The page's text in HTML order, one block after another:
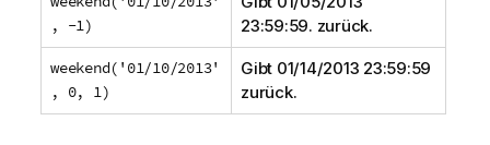
, -1)
23:59:59. zurück.
weekend('01/10/2013'
, 0, 1)
Gibt 01/14/2013 23:59:59
zurück.